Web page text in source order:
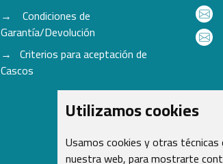
Utilizamos cookies
Usamos cookies y otras técnicas
nuestra web, para mostrarte
Condiciones de
Garantía/Devolución
Criterios para aceptación de
Cascos